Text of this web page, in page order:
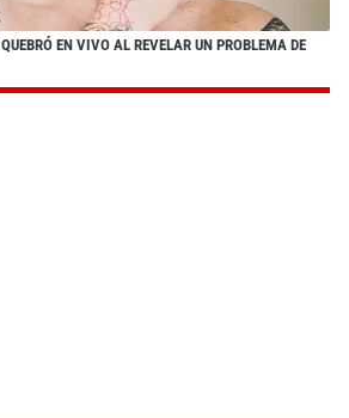
EN VIVO AL REVELAR UN PROBLEMA DE